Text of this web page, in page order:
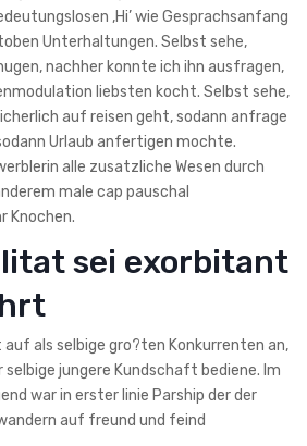
‚Hi’ wie Gesprachsanfang
Unterhaltungen. Selbst sehe,
nachher konnte ich ihn ausfragen,
liebsten kocht. Selbst sehe,
auf reisen geht, sodann anfrage
Urlaub anfertigen mochte.
alle zusatzliche Wesen durch
male cap pauschal
Knochen.
sei exorbitant
auf als selbige gro?ten Konkurrenten an,
jungere Kundschaft bediene. Im
war in erster linie Parship der der
auf freund und feind